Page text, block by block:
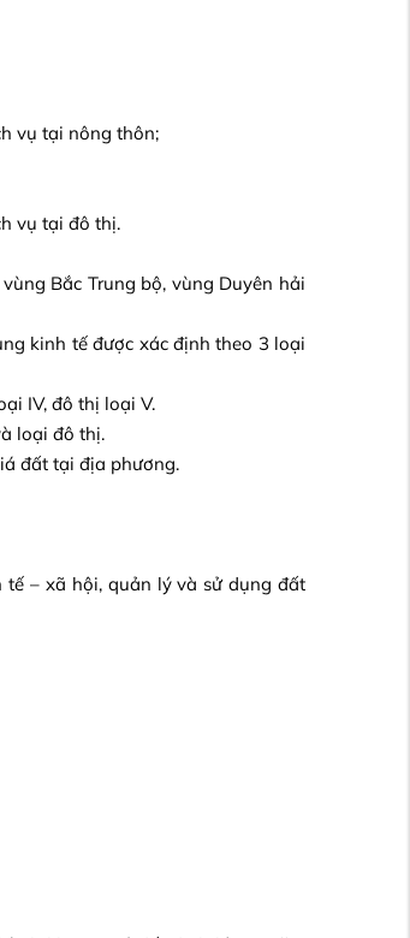
vụ tại nông thôn;
vụ tại đô thị.
Bắc Trung bộ, vùng Duyên hải
kinh tế được xác định theo 3 loại
IV, đô thị loại V.
loại đô thị.
đất tại địa phương.
– xã hội, quản lý và sử dụng đất